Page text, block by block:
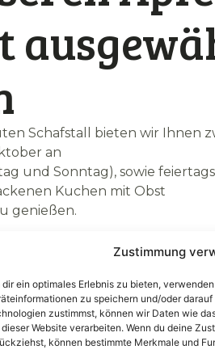
Zustimmung
dir ein optimales Erlebnis zu bieten,
zu speichern und/oder
zustimmst, können wir Daten wie
Website verarbeiten. Wenn du deine
können bestimmte Merkmale und
Schafstall bieten wir Ihnen
an
und Sonntag), sowie
Kuchen mit Obst
genießen.
verwöhnen wir Sie mit
Butterkuchen,
Obst und veganen
und kalte Getränke, wie z.
Anbau im Angebot.
wir eigene